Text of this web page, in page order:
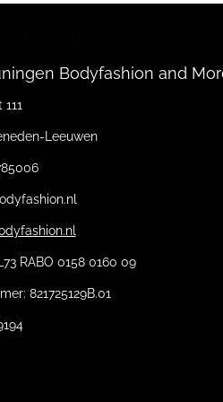
Bodyfashion and
Leeuwen
RABO 0158 0160 09
821725129B.01